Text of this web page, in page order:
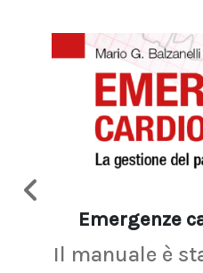
Emergenze
Il manuale è